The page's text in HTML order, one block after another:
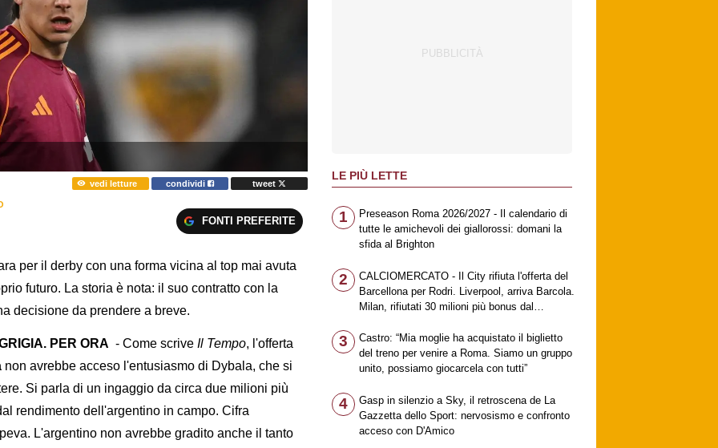
vedi letture condividi tweet
FONTI PREFERITE
per il derby con una forma vicina al top mai avuta
futuro. La storia è nota: il suo contratto con la
decisione da prendere a breve.
PER ORA - Come scrive Il Tempo, l'offerta
non avrebbe acceso l'entusiasmo di Dybala, che si
Si parla di un ingaggio da circa due milioni più
rendimento dell'argentino in campo. Cifra
L'argentino non avrebbe gradito anche il tanto
LE PIÙ LETTE
1
Preseason Roma 2026/2027 - Il calendario di
tutte le amichevoli dei giallorossi: domani la
sfida al Brighton
2
CALCIOMERCATO - Il City rifiuta l'offerta del
Barcellona per Rodri. Liverpool, arriva Barcola.
Milan, rifiutati 30 milioni più bonus dal
Gabriel Jesus. Fiorentina, ufficiale
Mastantuono
3
Castro: “Mia moglie ha acquistato il biglietto
del treno per venire a Roma. Siamo un gruppo
unito, possiamo giocarcela con tutti”
4
Gasp in silenzio a Sky, il retroscena de La
Gazzetta dello Sport: nervosismo e confronto
acceso con D'Amico